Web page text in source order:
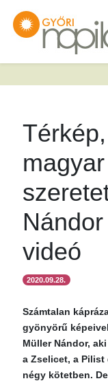
videó
2020.09.28.
Számtalan
gyönyörű
Müller Nándor,
a Zselicet, a Pilist
négy kötetben.